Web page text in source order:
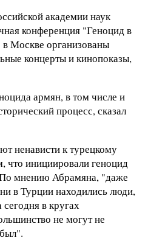
академии наук
конференция "Геноцид в
Москве организованы
концерты и кинопоказы,
армян, в том числе и
процесс, сказал
ненависти к турецкому
что инициировали геноцид
мнению Абрамяна, "даже
в Турции находились люди,
в кругах
не могут не